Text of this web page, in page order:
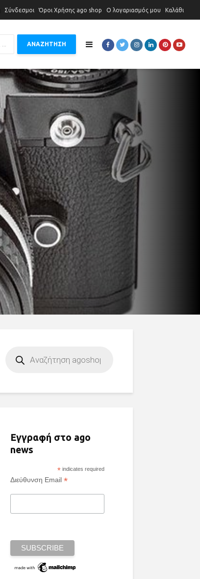
Σύνδεσμοι Όροι Χρήσης ago shop Ο λογαριασμός μου Καλάθι
ΑΝΑΖΗΤΗΣΗ
search
Εγγραφή στο ago
news
* indicates required
Διεύθυνση Email *